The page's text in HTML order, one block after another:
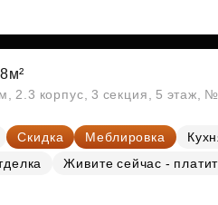
2.3 корпус, 3 секция, 5 этаж,
Скидка Меблировка
Живите сейчас -